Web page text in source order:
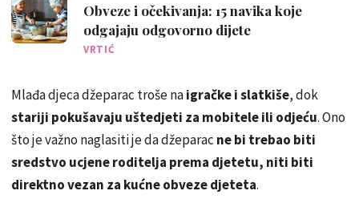
Obveze i očekivanja: 15 navika koje
odgajaju odgovorno dijete
VRTIĆ
Mlađa djeca džeparac troše naigračke i slatkiše, dok
stariji pokušavaju uštedjeti za mobitele ili odjeću. Ono
što je važno naglasiti je da džeparac ne bi trebao biti
sredstvo ucjene roditelja prema djetetu, niti biti
direktno vezan za kućne obveze djeteta.